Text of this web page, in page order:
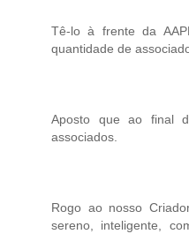
Tê-lo à frente da
quantidade de
Aposto que ao final
associados.
Rogo ao nosso
sereno, inteligente,